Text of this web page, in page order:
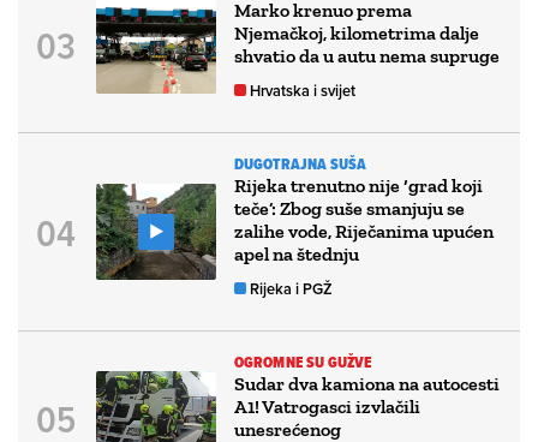
Marko krenuo prema
Njemačkoj, kilometrima dalje
shvatio da u autu nema supruge
Hrvatska i svijet
DUGOTRAJNA SUŠA
Rijeka trenutno nije ‘grad koji
teče’: Zbog suše smanjuju se
zalihe vode, Riječanima upućen
apel na štednju
Rijeka i PGŽ
OGROMNE SU GUŽVE
Sudar dva kamiona na autocesti
A1! Vatrogasci izvlačili
unesrećenog